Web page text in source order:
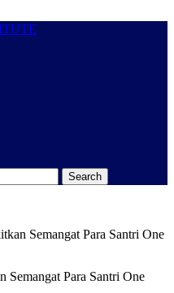
Semangat Para Santri One